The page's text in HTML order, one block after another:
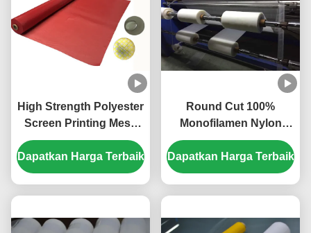
High Strength Polyester
Screen Printing Mesh
Dalam 40um
Kemantapan Kimia
yang Luar Biasa
Dapatkan Harga Terbaik
Round Cut 100%
Monofilamen Nylon
Filter Screen Mesh Disc
Untuk Filter Air
Dapatkan Harga Terbaik